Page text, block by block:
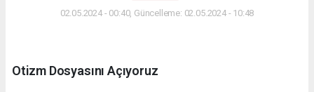
02.05.2024 - 00:40, Güncelleme: 02.05.2024 - 10:48
Otizm Dosyasını Açıyoruz